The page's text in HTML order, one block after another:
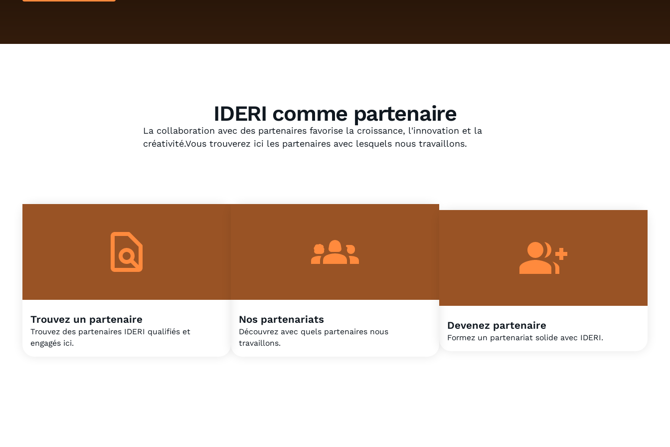
IDERI comme partenaire
La collaboration avec des partenaires favorise la croissance, l'innovation et la
créativité.Vous trouverez ici les partenaires avec lesquels nous travaillons.
Trouvez un partenaire
Trouvez des partenaires IDERI qualifiés et
engagés ici.
Nos partenariats
Découvrez avec quels partenaires nous
travaillons.
Devenez partenaire
Formez un partenariat solide avec IDERI.